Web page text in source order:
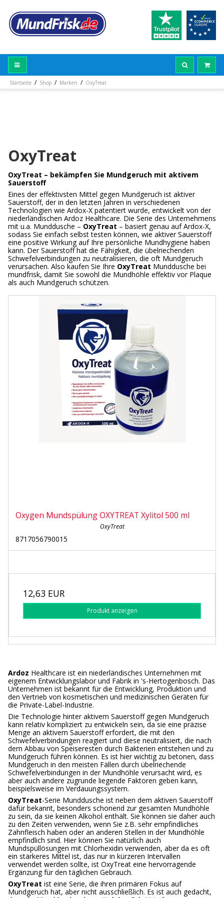
Startseite / Shop / Marken / OxyTreat
OxyTreat
OxyTreat – bekämpfen Sie Mundgeruch mit aktivem
Sauerstoff
Eines der effektivsten Mittel gegen Mundgeruch ist aktiver
Sauerstoff, der in den letzten Jahren in verschiedenen
Technologien wie Ardox-X patentiert wurde, entwickelt von der
niederländischen Ardoz Healthcare. Die Serie des Unternehmens
mit u.a. Munddusche – OxyTreat – basiert genau auf Ardox-X,
sodass Sie einfach selbst testen können, wie aktiver Sauerstoff
eine positive Wirkung auf Ihre persönliche Mundhygiene haben
kann. Der Sauerstoff hat die Fähigkeit, die übelriechenden
Schwefelverbindungen zu neutralisieren, die oft Mundgeruch
verursachen. Also kaufen Sie Ihre OxyTreat Munddusche bei
mundfrisk, damit Sie sowohl die Mundhöhle effektiv vor Plaque
als auch Mundgeruch schützen.
Oxygen Mundspülung OXYTREAT Xylitol 500 ml
OxyTreat
8717056790015
12,63 EUR
Produkt anzeigen
Ardoz Healthcare ist ein niederländisches Unternehmen mit
eigenem Entwicklungslabor und Fabrik in 's-Hertogenbosch. Das
Unternehmen ist bekannt für die Entwicklung, Produktion und
den Vertrieb von kosmetischen und medizinischen Geräten für
die Private-Label-Industrie.
Die Technologie hinter aktivem Sauerstoff gegen Mundgeruch
kann relativ kompliziert zu entwickeln sein, da sie eine präzise
Menge an aktivem Sauerstoff erfordert, die mit den
Schwefelverbindungen reagiert und diese neutralisiert, die nach
dem Abbau von Speiseresten durch Bakterien entstehen und zu
Mundgeruch führen können. Es ist hier wichtig zu betonen, dass
Mundgeruch in den meisten Fällen durch übelriechende
Schwefelverbindungen in der Mundhöhle verursacht wird, es
aber auch andere zugrunde liegende Faktoren geben kann,
beispielsweise im Verdauungssystem.
OxyTreat-Serie Munddusche ist neben dem aktiven Sauerstoff
dafür bekannt, besonders schonend zur gesamten Mundhöhle
zu sein, da sie keinen Alkohol enthält. Sie können sie daher auch
zu den Zeiten verwenden, wenn Sie z.B. sehr empfindliches
Zahnfleisch haben oder an anderen Stellen in der Mundhöhle
empfindlich sind. Hier können Sie natürlich auch
Mundspüllösungen mit Chlorhexidin verwenden, aber da es oft
ein stärkeres Mittel ist, das nur in kürzeren Intervallen
verwendet werden sollte, ist OxyTreat eine hervorragende
Ergänzung für den täglichen Gebrauch.
OxyTreat ist eine Serie, die ihren primären Fokus auf
Mundgeruch hat, aber nicht ausschließlich. Es ist auch gedacht,